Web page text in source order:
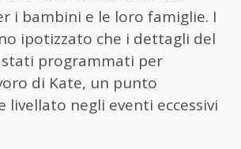
i bambini e le loro famiglie. I
ipotizzato che i dettagli del
programmati per
di Kate, un punto
livellato negli eventi eccessivi